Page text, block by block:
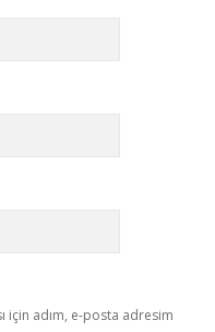
için adım, e-posta adresim